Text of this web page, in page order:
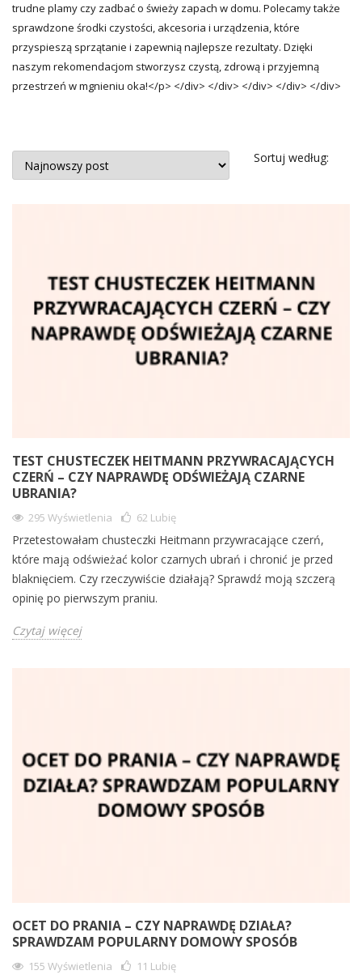
trudne plamy czy zadbać o świeży zapach w domu. Polecamy także
sprawdzone środki czystości, akcesoria i urządzenia, które
przyspieszą sprzątanie i zapewnią najlepsze rezultaty. Dzięki
naszym rekomendacjom stworzysz czystą, zdrową i przyjemną
przestrzeń w mgnieniu oka!</p> </div> </div> </div> </div> </div>
Sortuj według:
TEST CHUSTECZEK HEITMANN PRZYWRACAJĄCYCH
CZERŃ – CZY NAPRAWDĘ ODŚWIEŻAJĄ CZARNE
UBRANIA?
295 Wyświetlenia 62 Lubię
Przetestowałam chusteczki Heitmann przywracające czerń,
które mają odświeżać kolor czarnych ubrań i chronić je przed
blaknięciem. Czy rzeczywiście działają? Sprawdź moją szczerą
opinię po pierwszym praniu.
Czytaj więcej
OCET DO PRANIA – CZY NAPRAWDĘ DZIAŁA?
SPRAWDZAM POPULARNY DOMOWY SPOSÓB
155 Wyświetlenia 11 Lubię